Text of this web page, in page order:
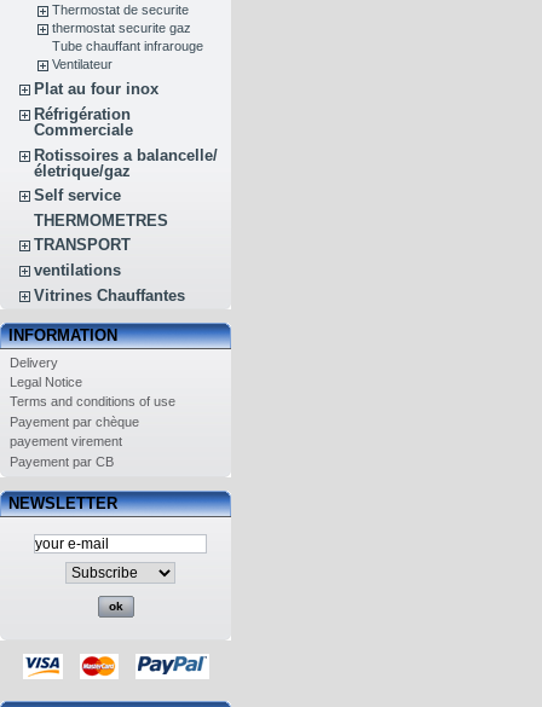
Thermostat de securite
thermostat securite gaz
Tube chauffant infrarouge
Ventilateur
Plat au four inox
Réfrigération
Commerciale
Rotissoires a balancelle/
életrique/gaz
Self service
THERMOMETRES
TRANSPORT
ventilations
Vitrines Chauffantes
INFORMATION
Delivery
Legal Notice
Terms and conditions of use
Payement par chèque
payement virement
Payement par CB
NEWSLETTER